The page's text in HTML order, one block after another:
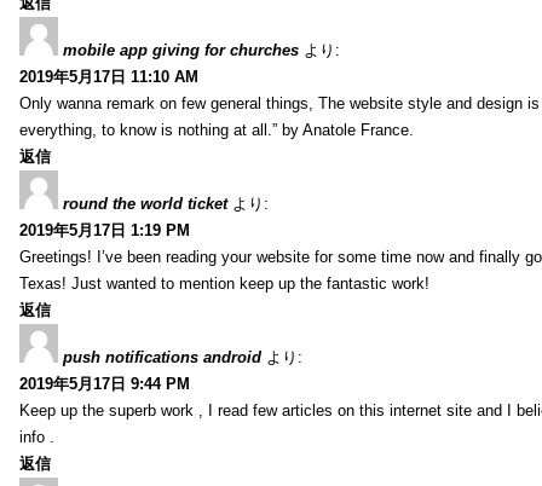
mobile app giving for churches より:
2019年5月17日 11:10 AM
Only wanna remark on few general things, The website style and design
everything, to know is nothing at all.” by Anatole France.
返信
round the world ticket より:
2019年5月17日 1:19 PM
Greetings! I’ve been reading your website for some time now and finally
Texas! Just wanted to mention keep up the fantastic work!
返信
push notifications android より:
2019年5月17日 9:44 PM
Keep up the superb work , I read few articles on this internet site and I
info .
返信